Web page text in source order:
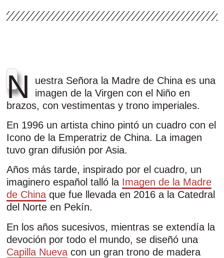
N
uestra Señora la Madre de China es una
imagen de la Virgen con el Niño en
brazos, con vestimentas y trono imperiales.
En 1996 un artista chino pintó un cuadro con el
Icono de la Emperatriz de China. La imagen
tuvo gran difusión por Asia.
Años más tarde, inspirado por el cuadro, un
imaginero español talló la Imagen de la Madre
de China que fue llevada en 2016 a la Catedral
del Norte en Pekín.
En los años sucesivos, mientras se extendía la
devoción por todo el mundo, se diseñó una
Capilla Nueva con un gran trono de madera